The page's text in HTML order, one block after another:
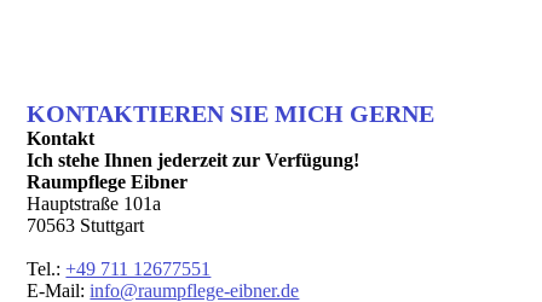
KONTAKTIEREN SIE MICH GERNE
Kontakt
Ich stehe Ihnen jederzeit zur Verfügung!
Raumpflege Eibner
Hauptstraße 101a
70563 Stuttgart
Tel.:+49 711 12677551
E-Mail:info@raumpflege-eibner.de